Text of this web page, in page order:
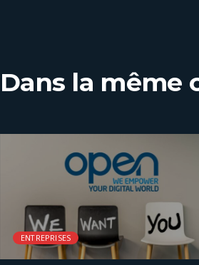
Dans la même
ENTREPRISES